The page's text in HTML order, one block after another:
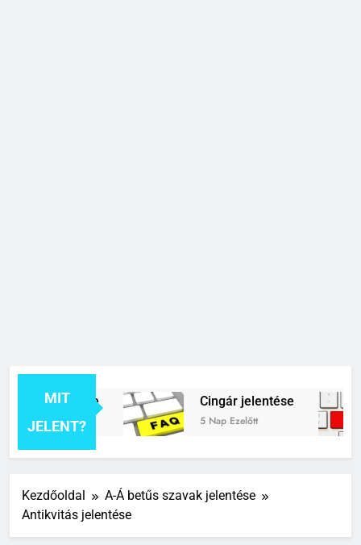
MIT
JELENT?
jelentése Cingár jelentése
5 Nap Ezelőtt
Kezdőoldal
A-Á betűs szavak jelentése
Antikvitás jelentése